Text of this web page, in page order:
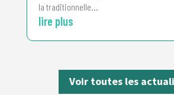
la traditionnelle...
lire plus
Voir toutes les